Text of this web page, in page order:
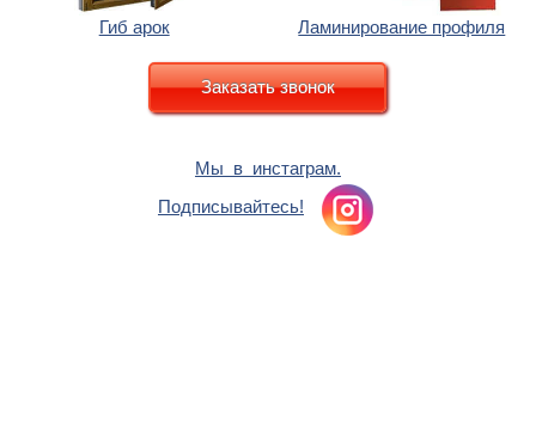
Гиб арок Ламинирование профиля
Заказать звонок
Мы в инстаграм.
Подписывайтесь!